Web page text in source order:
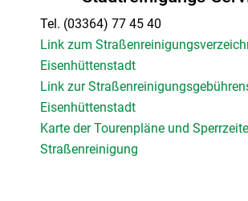
Tel. (03364) 77 45 40
Link zum
Eisenhüttenstadt
Link zur
Eisenhüttenstadt
Karte der Tourenpläne und
Straßenreinigung